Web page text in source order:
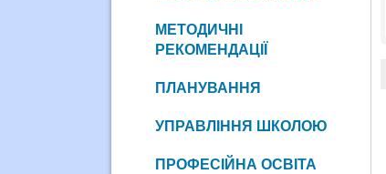
МЕТОДИЧНІ
РЕКОМЕНДАЦІЇ
ПЛАНУВАННЯ
УПРАВЛІННЯ ШКОЛОЮ
ПРОФЕСІЙНА ОСВІТА